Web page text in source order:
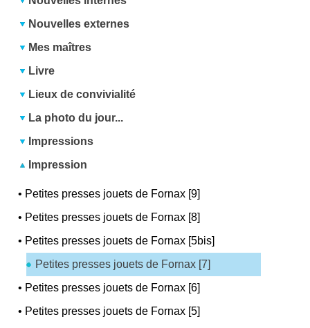
Nouvelles externes
Mes maîtres
Livre
Lieux de convivialité
La photo du jour...
Impressions
Impression
• Petites presses jouets de Fornax [9]
• Petites presses jouets de Fornax [8]
• Petites presses jouets de Fornax [5bis]
Petites presses jouets de Fornax [7]
• Petites presses jouets de Fornax [6]
• Petites presses jouets de Fornax [5]